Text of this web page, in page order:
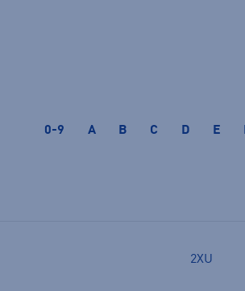
0-9 A B C D E
2XU